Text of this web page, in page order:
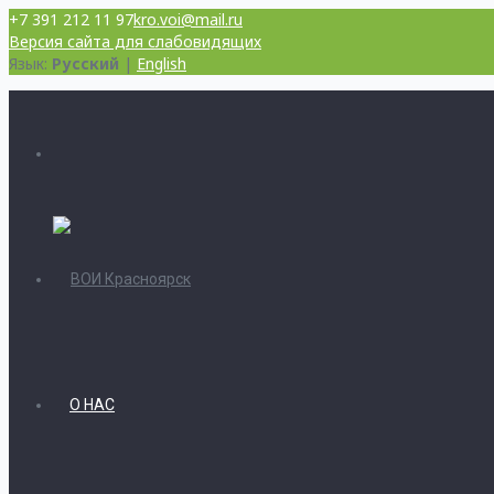
+7 391 212 11 97kro.voi@mail.ru
Версия сайта для слабовидящих
Язык: Русский | English
О НАС